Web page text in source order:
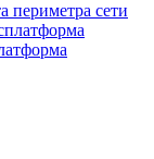
периметра сети